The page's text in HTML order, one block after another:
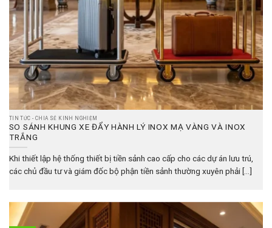
TIN TỨC - CHIA SẺ KINH NGHIỆM
SO SÁNH KHUNG XE ĐẨY HÀNH LÝ INOX MẠ VÀNG VÀ INOX
TRẮNG
Khi thiết lập hệ thống thiết bị tiền sảnh cao cấp cho các dự án lưu trú,
các chủ đầu tư và giám đốc bộ phận tiền sảnh thường xuyên phải [...]